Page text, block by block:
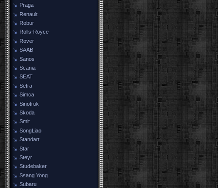
Praga
Renault
Robur
Rolls-Royce
Rover
SAAB
Sanos
Scania
SEAT
Setra
Simca
Sinotruk
Skoda
Smit
SongLiao
Standart
Star
Steyr
Studebaker
Ssang Yong
Subaru